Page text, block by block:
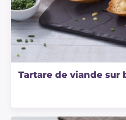
Tartare de viande sur